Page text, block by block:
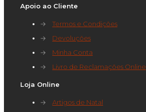
Apoio ao Cliente
→
Termos e Condições
→
Devoluções
→
Minha Conta
→
Livro de Reclamações Online
Loja Online
→
Artigos de Natal